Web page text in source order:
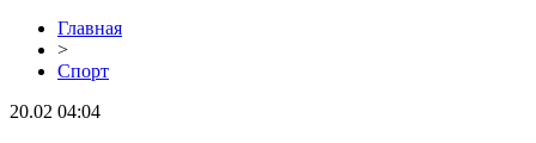
Главная
>
Спорт
20.02 04:04